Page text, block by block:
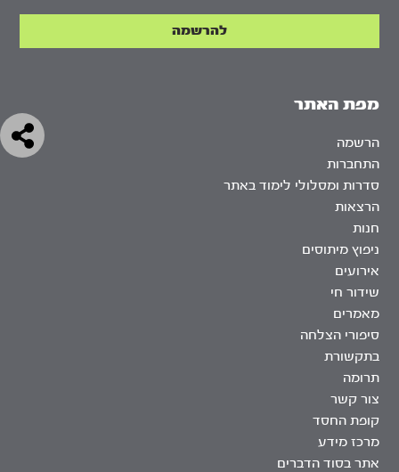
מפת האתר
הרשמה
התחברות
סדרות ומסלולי לימוד באתר
הרצאות
חנות
ניפוץ מיתוסים
אירועים
שידור חי
מאמרים
סיפורי הצלחה
בתקשורת
תרומה
צור קשר
קופת החסד
מרכז מידע
אתר בסוד הדברים